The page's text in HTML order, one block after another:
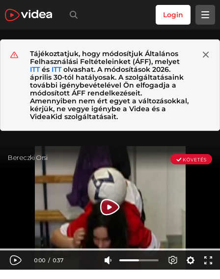
Login
Tájékoztatjuk, hogy módosítjuk Általános
Felhasználási Feltételeinket (ÁFF), melyet
ITTés ITTolvashat. A módosítások 2026.
április 30-tól hatályosak. A szolgáltatásaink
további igénybevételével Ön elfogadja a
módosított ÁFF rendelkezéseit.
Amennyiben nem ért egyet a változásokkal,
kérjük, ne vegye igénybe a Videa és a
VideaKid szolgáltatásait.